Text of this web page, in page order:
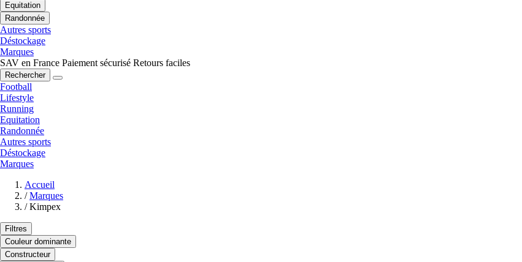
Equitation
Randonnée
Autres sports
Déstockage
Marques
SAV en France Paiement sécurisé Retours faciles
Rechercher
Football
Lifestyle
Running
Equitation
Randonnée
Autres sports
Déstockage
Marques
Accueil
/ Marques
/ Kimpex
Filtres
Couleur dominante
Constructeur